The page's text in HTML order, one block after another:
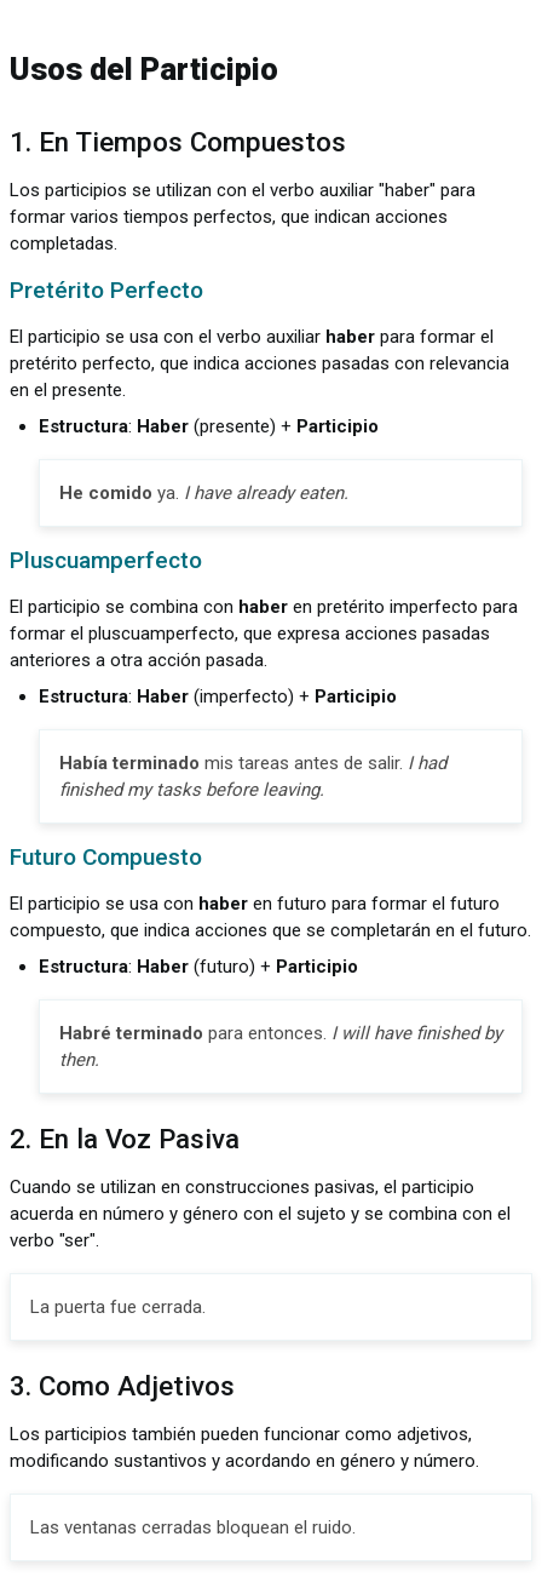
Usos del Participio
1. En Tiempos Compuestos
Los participios se utilizan con el verbo auxiliar "haber" para
formar varios tiempos perfectos, que indican acciones
completadas.
Pretérito Perfecto
El participio se usa con el verbo auxiliar haber para formar el
pretérito perfecto, que indica acciones pasadas con relevancia
en el presente.
Estructura: Haber (presente) + Participio
He comido ya. I have already eaten.
Pluscuamperfecto
El participio se combina con haber en pretérito imperfecto para
formar el pluscuamperfecto, que expresa acciones pasadas
anteriores a otra acción pasada.
Estructura: Haber (imperfecto) + Participio
Había terminado mis tareas antes de salir. I had
finished my tasks before leaving.
Futuro Compuesto
El participio se usa con haber en futuro para formar el futuro
compuesto, que indica acciones que se completarán en el futuro.
Estructura: Haber (futuro) + Participio
Habré terminado para entonces. I will have finished by
then.
2. En la Voz Pasiva
Cuando se utilizan en construcciones pasivas, el participio
acuerda en número y género con el sujeto y se combina con el
verbo "ser".
La puerta fue cerrada.
3. Como Adjetivos
Los participios también pueden funcionar como adjetivos,
modificando sustantivos y acordando en género y número.
Las ventanas cerradas bloquean el ruido.